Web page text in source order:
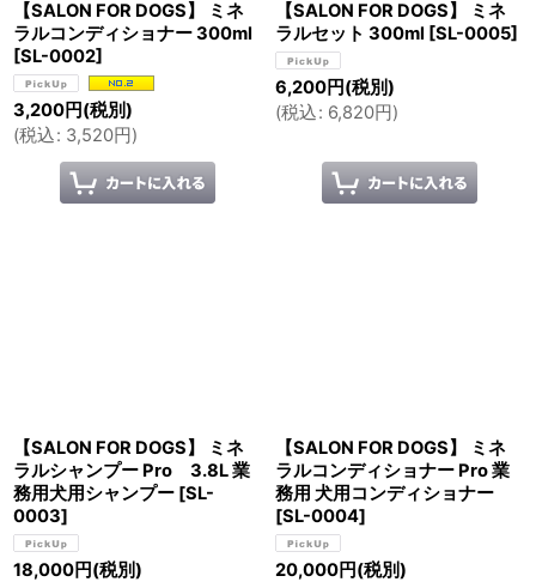
【SALON FOR DOGS】 ミネ
ラルコンディショナー 300ml
[SL-0002]
3,200円(税別)
(税込: 3,520円)
【SALON FOR DOGS】 ミネ
ラルセット 300ml [SL-0005]
6,200円(税別)
(税込: 6,820円)
【SALON FOR DOGS】 ミネ
ラルシャンプー Pro 3.8L 業
務用犬用シャンプー [SL-
0003]
18,000円(税別)
【SALON FOR DOGS】 ミネ
ラルコンディショナー Pro 業
務用 犬用コンディショナー
[SL-0004]
20,000円(税別)